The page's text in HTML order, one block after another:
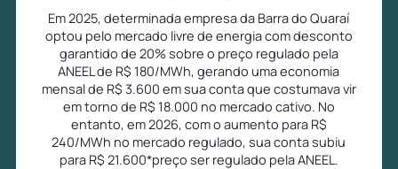
Em 2025, determinada empresa da Barra do Quaraí
optou pelo mercado livre de energia com desconto
garantido de 20% sobre o preço regulado pela
ANEEL de R$ 180/MWh, gerando uma economia
mensal de R$ 3.600 em sua conta que costumava vir
em torno de R$ 18.000 no mercado cativo. No
entanto, em 2026, com o aumento para R$
240/MWh no mercado regulado, sua conta subiu
para R$ 21.600*preço ser regulado pela ANEEL.